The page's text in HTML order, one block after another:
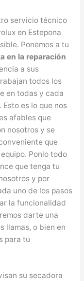
servicio técnico
en Estepona
Ponemos a tu
en la reparación
a sus
todos los
en todas y cada
es lo que nos
afables que
nosotros y se
que
Ponlo todo
que tenga tu
y por
uno de los pasos
la funcionalidad
darte una
llamas, o bien en
para tu
su secadora